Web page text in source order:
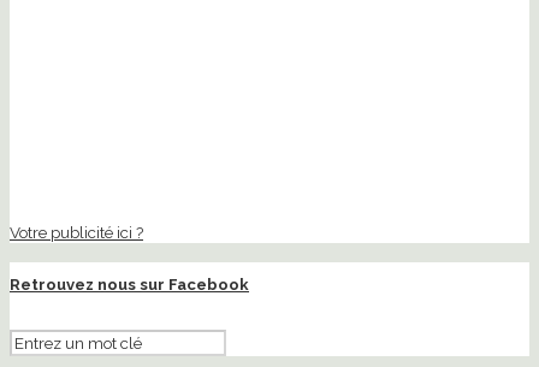
Votre publicité ici ?
Retrouvez nous sur Facebook